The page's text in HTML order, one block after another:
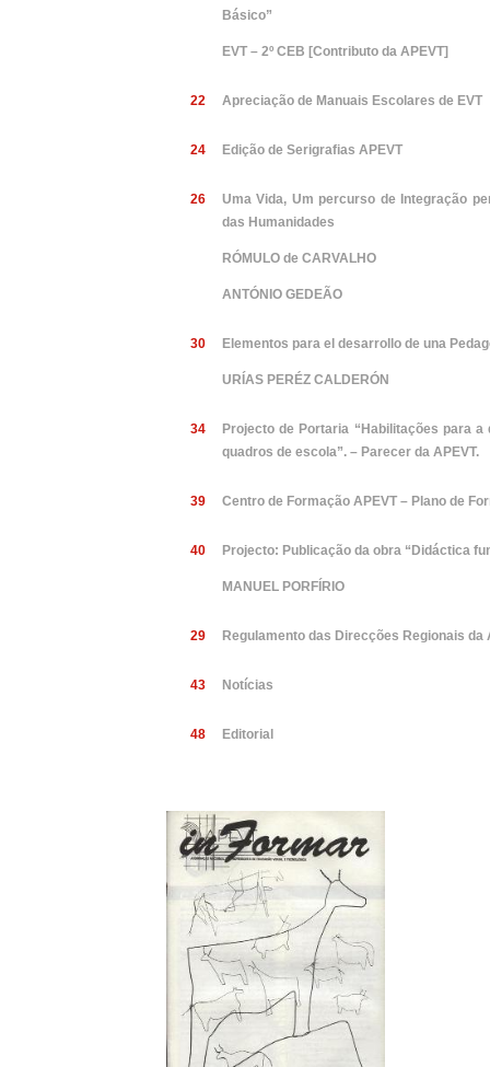
Básico”
EVT – 2º CEB [Contributo da APEVT]
22 Apreciação de Manuais Escolares de EVT
24 Edição de Serigrafias APEVT
26
Uma Vida, Um percurso de Integração
das Humanidades
RÓMULO de CARVALHO
ANTÓNIO GEDEÃO
30 Elementos para el desarrollo de una
URÍAS PERÉZ CALDERÓN
34
Projecto de Portaria “Habilitações para
quadros de escola”. – Parecer da APEVT.
39 Centro de Formação APEVT – Plano de
40 Projecto: Publicação da obra “Didáctica
MANUEL PORFÍRIO
29 Regulamento das Direcções Regionais da
43 Notícias
48 Editorial